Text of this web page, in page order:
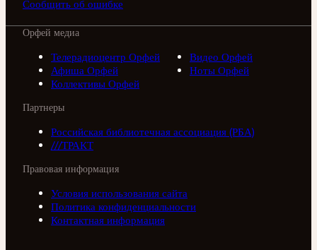
Сообщить об ошибке
Орфей медиа
Телерадиоцентр Орфей
Видео Орфей
Афиша Орфей
Ноты Орфей
Коллективы Орфей
Партнеры
Российская библиотечная ассоциация (РБА)
///ТРАКТ
Правовая информация
Условия использования сайта
Политика конфиденциальности
Контактная информация